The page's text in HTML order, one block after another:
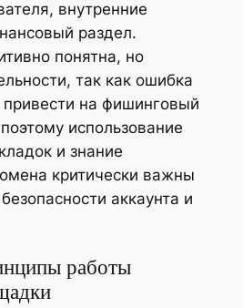
внутренние
раздел.
понятна, но
так как ошибка
на фишинговый
использование
и знание
критически важны
аккаунта и
работы